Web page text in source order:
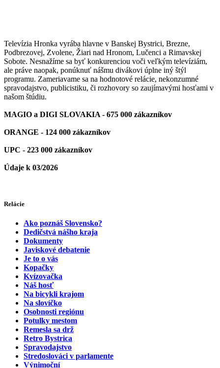
Televízia Hronka vyrába hlavne v Banskej Bystrici, Brezne,
Podbrezovej, Zvolene, Žiari nad Hronom, Lučenci a Rimavskej
Sobote. Nesnažíme sa byť konkurenciou voči veľkým televíziám,
ale práve naopak, ponúknuť nášmu divákovi úplne iný štýl
programu. Zameriavame sa na hodnotové relácie, nekonzumné
spravodajstvo, publicistiku, či rozhovory so zaujímavými hosťami v
našom štúdiu.
MAGIO a DIGI SLOVAKIA - 675 000 zákazníkov
ORANGE - 124 000 zákazníkov
UPC - 223 000 zákazníkov
Údaje k 03/2026
Relácie
Ako poznáš Slovensko?
Dedičstvá nášho kraja
Dokumenty
Javiskové debatenie
Je to o vás
Kopačky
Kvízovačka
Náš hosť
Na bicykli krajom
Na slovíčko
Osobnosti regiónu
Potulky mestom
Remesla sa drž
Retro Bystrica
Spravodajstvo
Stredoslováci v parlamente
Výnimoční